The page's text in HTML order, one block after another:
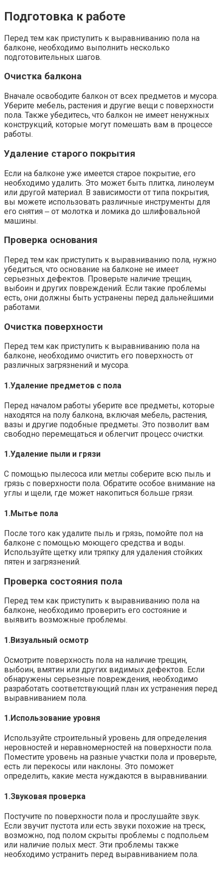
Подготовка к работе
Перед тем как приступить к выравниванию пола на
балконе, необходимо выполнить несколько
подготовительных шагов.​
Очистка балкона
Вначале освободите балкон от всех предметов и мусора.​
Уберите мебель, растения и другие вещи с поверхности
пола.​ Также убедитесь, что балкон не имеет ненужных
конструкций, которые могут помешать вам в процессе
работы.​
Удаление старого покрытия
Если на балконе уже имеется старое покрытие, его
необходимо удалить.​ Это может быть плитка, линолеум
или другой материал.​ В зависимости от типа покрытия,
вы можете использовать различные инструменты для
его снятия ‒ от молотка и ломика до шлифовальной
машины.​
Проверка основания
Перед тем как приступить к выравниванию пола, нужно
убедиться, что основание на балконе не имеет
серьезных дефектов.​ Проверьте наличие трещин,
выбоин и других повреждений.​ Если такие проблемы
есть, они должны быть устранены перед дальнейшими
работами.​
Очистка поверхности
Перед тем как приступить к выравниванию пола на
балконе, необходимо очистить его поверхность от
различных загрязнений и мусора.​
1.​Удаление предметов с пола
Перед началом работы уберите все предметы, которые
находятся на полу балкона, включая мебель, растения,
вазы и другие подобные предметы. Это позволит вам
свободно перемещаться и облегчит процесс очистки.​
1.​Удаление пыли и грязи
С помощью пылесоса или метлы соберите всю пыль и
грязь с поверхности пола.​ Обратите особое внимание на
углы и щели, где может накопиться больше грязи.​
1.​Мытье пола
После того как удалите пыль и грязь, помойте пол на
балконе с помощью моющего средства и воды.
Используйте щетку или тряпку для удаления стойких
пятен и загрязнений.​
Проверка состояния пола
Перед тем как приступить к выравниванию пола на
балконе, необходимо проверить его состояние и
выявить возможные проблемы.​
1.​Визуальный осмотр
Осмотрите поверхность пола на наличие трещин,
выбоин, вмятин или других видимых дефектов. Если
обнаружены серьезные повреждения, необходимо
разработать соответствующий план их устранения перед
выравниванием пола.​
1.​Использование уровня
Используйте строительный уровень для определения
неровностей и неравномерностей на поверхности пола.​
Поместите уровень на разные участки пола и проверьте,
есть ли перекосы или наклоны. Это поможет
определить, какие места нуждаются в выравнивании.​
1.​Звуковая проверка
Постучите по поверхности пола и прослушайте звук.​
Если звучит пустота или есть звуки похожие на треск,
возможно, под полом скрыты проблемы с подпольем
или наличие полых мест.​ Эти проблемы также
необходимо устранить перед выравниванием пола.